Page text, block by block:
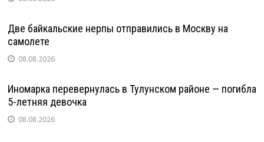
Две байкальские нерпы отправились в Москву на
самолете
08.08.2026
Иномарка перевернулась в Тулунском районе — погибла
5-летняя девочка
08.08.2026